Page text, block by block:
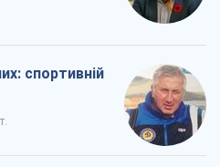
спортивній